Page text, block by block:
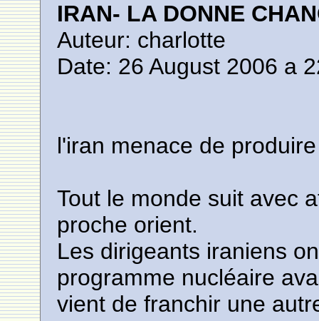
IRAN- LA DONNE
Auteur: charlotte
Date: 26 August 2006 a
l'iran menace de
Tout le monde suit avec
proche orient.
Les dirigeants iraniens
programme nucléaire
vient de franchir une